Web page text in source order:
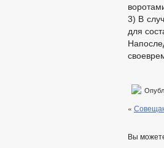
3) В
для
«
Вы